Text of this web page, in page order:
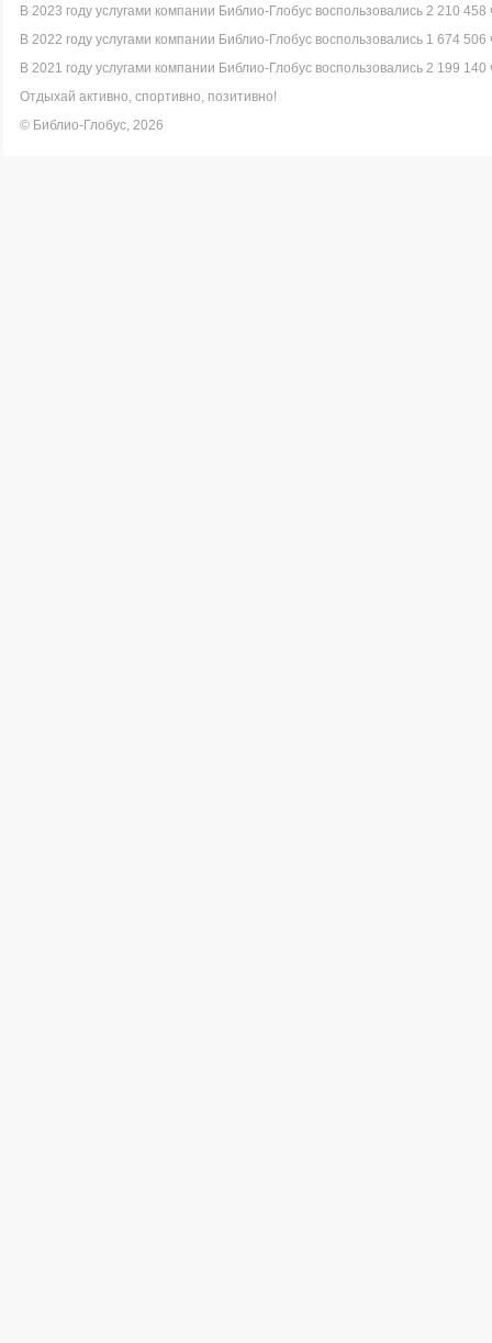
В 2023 году услугами компании Библио-Глобус воспользовались 2 210 458
В 2022 году услугами компании Библио-Глобус воспользовались 1 674 506
В 2021 году услугами компании Библио-Глобус воспользовались 2 199 140
Отдыхай активно, спортивно, позитивно!
© Библио-Глобус, 2026